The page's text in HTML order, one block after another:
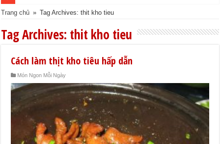
Trang chủ » Tag Archives: thit kho tieu
Tag Archives: thit kho tieu
Cách làm thịt kho tiêu hấp dẫn
Món Ngon Mỗi Ngày